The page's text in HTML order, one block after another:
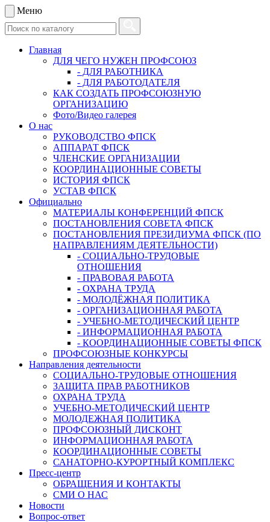
Меню
Главная
ДЛЯ ЧЕГО НУЖЕН ПРОФСОЮЗ
- ДЛЯ РАБОТНИКА
- ДЛЯ РАБОТОДАТЕЛЯ
КАК СОЗДАТЬ ПРОФСОЮЗНУЮ
ОРГАНИЗАЦИЮ
Фото/Видео галерея
О нас
РУКОВОДСТВО ФПСК
АППАРАТ ФПСК
ЧЛЕНСКИЕ ОРГАНИЗАЦИИ
КООРДИНАЦИОННЫЕ СОВЕТЫ
ИСТОРИЯ ФПСК
УСТАВ ФПСК
Официально
МАТЕРИАЛЫ КОНФЕРЕНЦИЙ ФПСК
ПОСТАНОВЛЕНИЯ СОВЕТА ФПСК
ПОСТАНОВЛЕНИЯ ПРЕЗИДИУМА ФПСК (ПО
НАПРАВЛЕНИЯМ ДЕЯТЕЛЬНОСТИ)
- СОЦИАЛЬНО-ТРУДОВЫЕ
ОТНОШЕНИЯ
- ПРАВОВАЯ РАБОТА
- ОХРАНА ТРУДА
- МОЛОДЁЖНАЯ ПОЛИТИКА
- ОРГАНИЗАЦИОННАЯ РАБОТА
- УЧЕБНО-МЕТОДИЧЕСКИЙ ЦЕНТР
- ИНФОРМАЦИОННАЯ РАБОТА
- КООРДИНАЦИОННЫЕ СОВЕТЫ ФПСК
ПРОФСОЮЗНЫЕ КОНКУРСЫ
Направления деятельности
СОЦИАЛЬНО-ТРУДОВЫЕ ОТНОШЕНИЯ
ЗАЩИТА ПРАВ РАБОТНИКОВ
ОХРАНА ТРУДА
УЧЕБНО-МЕТОДИЧЕСКИЙ ЦЕНТР
МОЛОДЕЖНАЯ ПОЛИТИКА
ПРОФСОЮЗНЫЙ ДИСКОНТ
ИНФОРМАЦИОННАЯ РАБОТА
КООРДИНАЦИОННЫЕ СОВЕТЫ
САНАТОРНО-КУРОРТНЫЙ КОМПЛЕКС
Пресс-центр
ОБРАЩЕНИЯ И КОНТАКТЫ
СМИ О НАС
Новости
Вопрос-ответ